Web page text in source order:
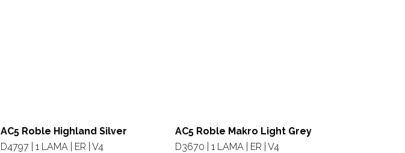
AC5 Roble Highland Silver
D4797 | 1 LAMA | ER | V4
AC5 Roble Makro Light Grey
D3670 | 1 LAMA | ER | V4